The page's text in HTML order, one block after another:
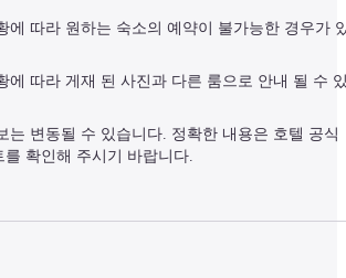
에 따라 원하는 숙소의 예약이 불가능한 경우가
에 따라 게재 된 사진과 다른 룸으로 안내 될 수
는 변동될 수 있습니다. 정확한 내용은 호텔 공식
를 확인해 주시기 바랍니다.